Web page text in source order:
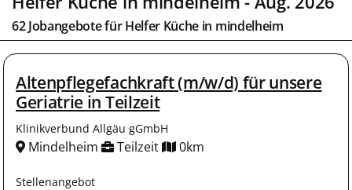
62 Jobangebote fürHelfer Küche in mindelheim
Altenpflegefachkraft (m/w/d) für unsere
Geriatrie in Teilzeit
Klinikverbund Allgäu gGmbH
Mindelheim Teilzeit 0km
Stellenangebot